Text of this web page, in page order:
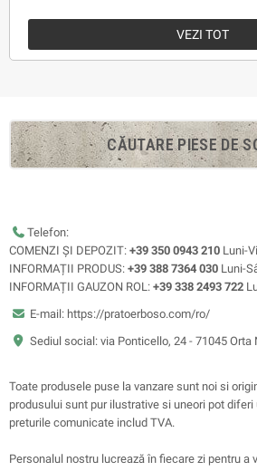
VEZI TOT
CĂUTARE PIESE DE
Telefon:
COMENZI ȘI DEPOZIT: +39 350 0943 210 Luni-
INFORMAȚII PRODUS: +39 388 7364 030 Luni-
INFORMAȚII GAUZON ROL: +39 338 2493 722
E-mail: https://pratoerboso.com/ro/
Sediul social: via Ponticello, 24 - 71045 Orta
Toate produsele puse la vanzare sunt noi si
produsului sunt pur ilustrative si uneori pot diferi
preturile comunicate includ TVA.
Personalul nostru lucrează în fiecare zi pentru a